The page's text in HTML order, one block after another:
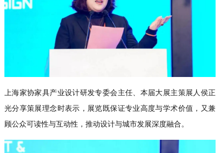
上海家协家具产业设计研发专委会主任 本届大展主策展人侯正
光分享策展理念时表示，展览既保证专业高度与学术价值，又兼
顾公众可读性与互动性，推动设计与城市发展深度融合。